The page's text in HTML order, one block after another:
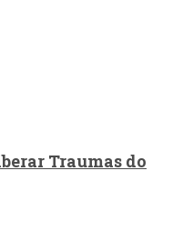
Traumas do